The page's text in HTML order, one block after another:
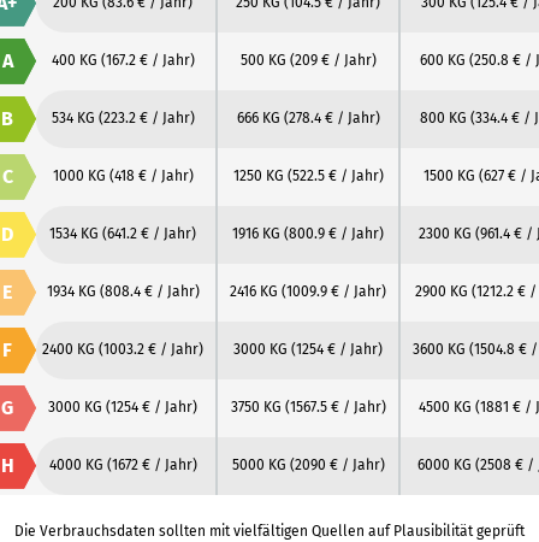
A 400 KG (167.2 € / Jahr) 500 KG (209 € / Jahr) 600 KG (250.8 € /
B 534 KG (223.2 € / Jahr) 666 KG (278.4 € / Jahr) 800 KG (334.4 € /
C 1000 KG (418 € / Jahr) 1250 KG (522.5 € / Jahr) 1500 KG (627 € /
D 1534 KG (641.2 € / Jahr) 1916 KG (800.9 € / Jahr) 2300 KG (961.4 € /
E 1934 KG (808.4 € / Jahr) 2416 KG (1009.9 € / Jahr) 2900 KG (1212.2 €
F 2400 KG (1003.2 € / Jahr) 3000 KG (1254 € / Jahr) 3600 KG (1504.8 €
G 3000 KG (1254 € / Jahr) 3750 KG (1567.5 € / Jahr) 4500 KG (1881 € /
H 4000 KG (1672 € / Jahr) 5000 KG (2090 € / Jahr) 6000 KG (2508 € /
Die Verbrauchsdaten sollten mit vielfältigen Quellen auf Plausibilität geprüft